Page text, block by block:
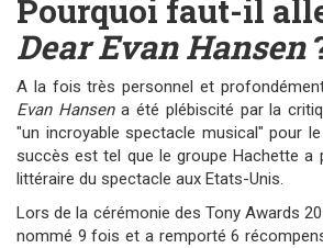
Pourquoi faut-il
Dear Evan Hansen
A la fois très personnel et
Evan Hansena été plébiscité par la
"un incroyable spectacle musical" pour
succès est tel que le groupe Hachette a
littéraire du spectacle aux Etats-Unis.
Lors de la cérémonie des Tony Awards
nommé 9 fois et a remporté 6